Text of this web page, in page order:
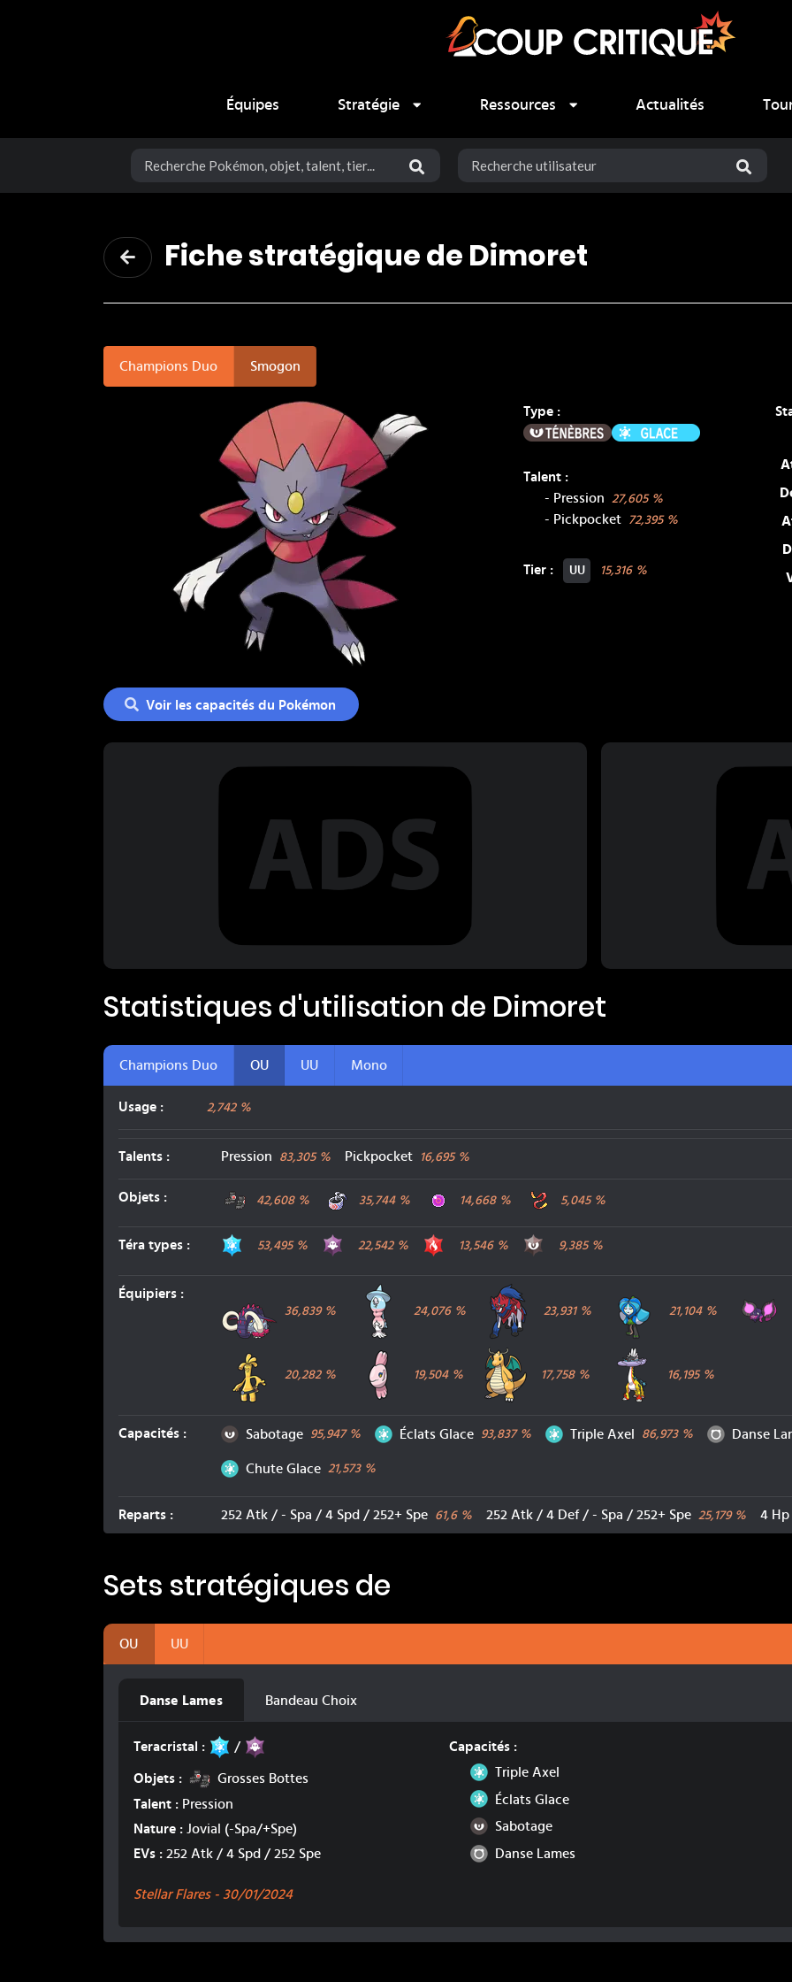
Équipes
Stratégie Ressources Actualités
Fiche stratégique de Dimoret
Champions Duo Smogon
Type :
Ténèbres
Glace
Talent :
- Pression 27,605%
- Pickpocket 72,395%
Tier : UU 15,316%
Voir les capacités du Pokémon
Statistiques d'utilisation de Dimoret
Champions Duo OU UU Mono
Usage : 2,742 %
Talents : Pression 83,305% Pickpocket 16,695%
Objets : Grosses Bottes
42,608% Bandeau Choix
35,744% Orbe Vie
14,668% Ceinture Force
5,045%
Téra types : Glace
53,495% Spectre
22,542% Feu13,546% Ténèbres
9,385%
Équipiers :
36,839% 24,076% 23,931% 21,104%
20,282% 19,504% 17,758% 16,195%
Capacités : Ténèbres
Sabotage 95,947% Glace
Éclats Glace 93,837% Glace
Triple Axel 86,973% Normal
Danse
Glace
Chute Glace 21,573%
Reparts : 252 Atk / - Spa / 4 Spd / 252+ Spe 61,6% 252 Atk / 4 Def / - Spa / 252+ Spe 25,179% 4 Hp
Sets stratégiques de
OU UU
Danse Lames Bandeau Choix
Teracristal : Glace
/
Objets : Grosses Bottes
Grosses Bottes
Talent : Pression
Nature : Jovial
(-Spa/+Spe)
EVs : 252 Atk / 4 Spd / 252 Spe
Capacités :
Glace
Triple Axel
Glace
Éclats Glace
Ténèbres
Sabotage
Normal
Danse Lames
Stellar Flares - 30/01/2024